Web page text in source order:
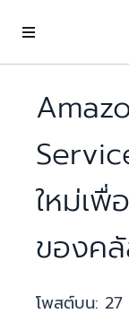
ใหม่เพื่
ของค
โพสต์บน: 27